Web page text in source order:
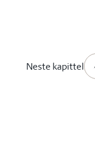
Neste kapittel